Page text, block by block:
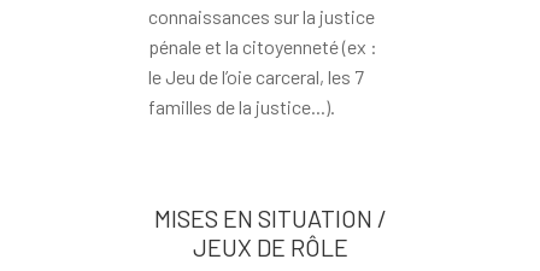
connaissances sur la justice
pénale et la citoyenneté (ex :
le Jeu de l’oie carceral, les 7
familles de la justice...).
MISES EN SITUATION /
JEUX DE RÔLE